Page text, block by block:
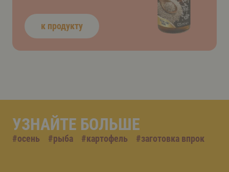
к продукту
УЗНАЙТЕ БОЛЬШЕ
#осень #рыба #картофель #заготовка впрок